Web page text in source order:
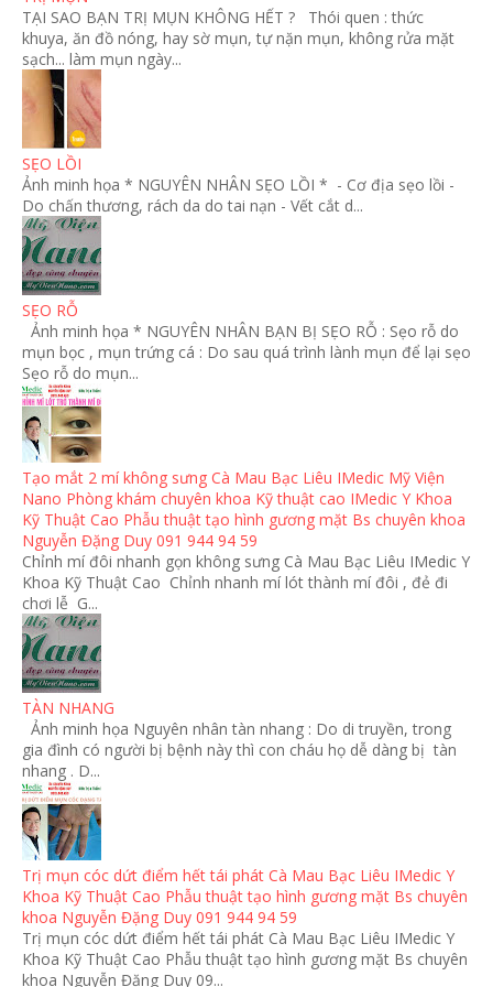
TẠI SAO BẠN TRỊ MỤN KHÔNG HẾT ? Thói quen : thức
khuya, ăn đồ nóng, hay sờ mụn, tự nặn mụn, không rửa mặt
sạch... làm mụn ngày...
SẸO LỒI
Ảnh minh họa * NGUYÊN NHÂN SẸO LỒI * - Cơ địa sẹo lồi -
Do chấn thương, rách da do tai nạn - Vết cắt d...
SẸO RỖ
Ảnh minh họa * NGUYÊN NHÂN BẠN BỊ SẸO RỖ : Sẹo rỗ do
mụn bọc , mụn trứng cá : Do sau quá trình lành mụn để lại sẹo
Sẹo rỗ do mụn...
Tạo mắt 2 mí không sưng Cà Mau Bạc Liêu IMedic Mỹ Viện
Nano Phòng khám chuyên khoa Kỹ thuật cao IMedic Y Khoa
Kỹ Thuật Cao Phẫu thuật tạo hình gương mặt Bs chuyên khoa
Nguyễn Đặng Duy 091 944 94 59
Chỉnh mí đôi nhanh gọn không sưng Cà Mau Bạc Liêu IMedic Y
Khoa Kỹ Thuật Cao Chỉnh nhanh mí lót thành mí đôi , đẻ đi
chơi lễ G...
TÀN NHANG
Ảnh minh họa Nguyên nhân tàn nhang : Do di truyền, trong
gia đình có người bị bệnh này thì con cháu họ dễ dàng bị tàn
nhang . D...
Trị mụn cóc dứt điểm hết tái phát Cà Mau Bạc Liêu IMedic Y
Khoa Kỹ Thuật Cao Phẫu thuật tạo hình gương mặt Bs chuyên
khoa Nguyễn Đặng Duy 091 944 94 59
Trị mụn cóc dứt điểm hết tái phát Cà Mau Bạc Liêu IMedic Y
Khoa Kỹ Thuật Cao Phẫu thuật tạo hình gương mặt Bs chuyên
khoa Nguyễn Đặng Duy 09...